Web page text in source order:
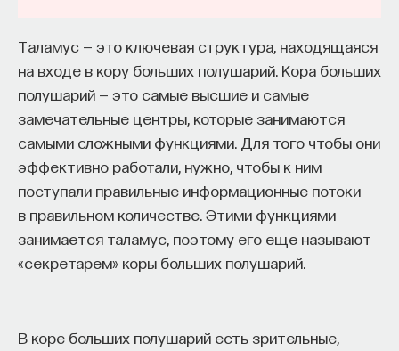
Таламус — это ключевая структура, находящаяся
на входе в кору больших полушарий. Кора больших
полушарий — это самые высшие и самые
замечательные центры, которые занимаются
самыми сложными функциями. Для того чтобы они
эффективно работали, нужно, чтобы к ним
поступали правильные информационные потоки
в правильном количестве. Этими функциями
занимается таламус, поэтому его еще называют
«секретарем» коры больших полушарий.
В коре больших полушарий есть зрительные,
намного сложнее. Проблема не только
во временном разрыве, когда результат должен
проявиться через несколько лет. Ключевой
эффект образования не раскрывается в тот
момент, когда выпускник выходит на работу, —
тогда все только начинается. Дальше человек
адаптируется и еще много лет пользуется тем,
что получил в университете. Если задуматься, как
долго он опирается на свое первое образование,
речь идет не о нескольких годах,
У университета четыре цели